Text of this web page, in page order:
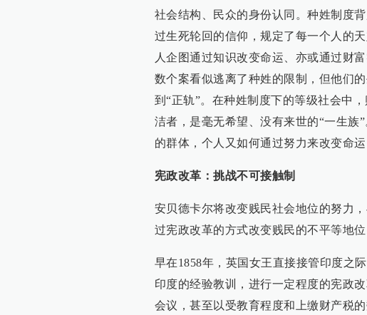
社会结构、民众的身份认同。种姓制度
过生死轮回的信仰，规定了每一个人的
人企图通过知识改变命运、亦或通过财
数个案看似逃离了种姓的限制，但他们
到“正轨”。在种姓制度下的等级社会中
洁者，是毫无希望、没有来世的“一生族
的群体，个人又如何通过努力来改变命运
宪政改革：挑战不可接触制
安贝德卡尔将改变贱民社会地位的努力
过宪政改革的方式改变贱民的不平等地位
早在1858年，英国女王直接接管印度之
印度的经验教训，进行一定程度的宪政
会议，甚至以受教育程度和上缴财产税